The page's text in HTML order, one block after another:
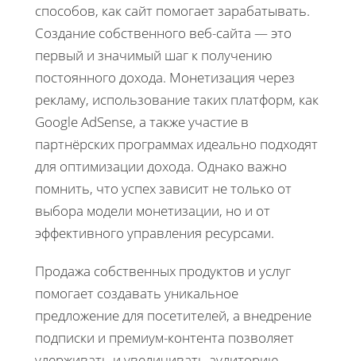
способов, как сайт помогает зарабатывать.
Создание собственного веб-сайта — это
первый и значимый шаг к получению
постоянного дохода. Монетизация через
рекламу, использование таких платформ, как
Google AdSense, а также участие в
партнёрских программах идеально подходят
для оптимизации дохода. Однако важно
помнить, что успех зависит не только от
выбора модели монетизации, но и от
эффективного управления ресурсами.
Продажа собственных продуктов и услуг
помогает создавать уникальное
предложение для посетителей, а внедрение
подписки и премиум-контента позволяет